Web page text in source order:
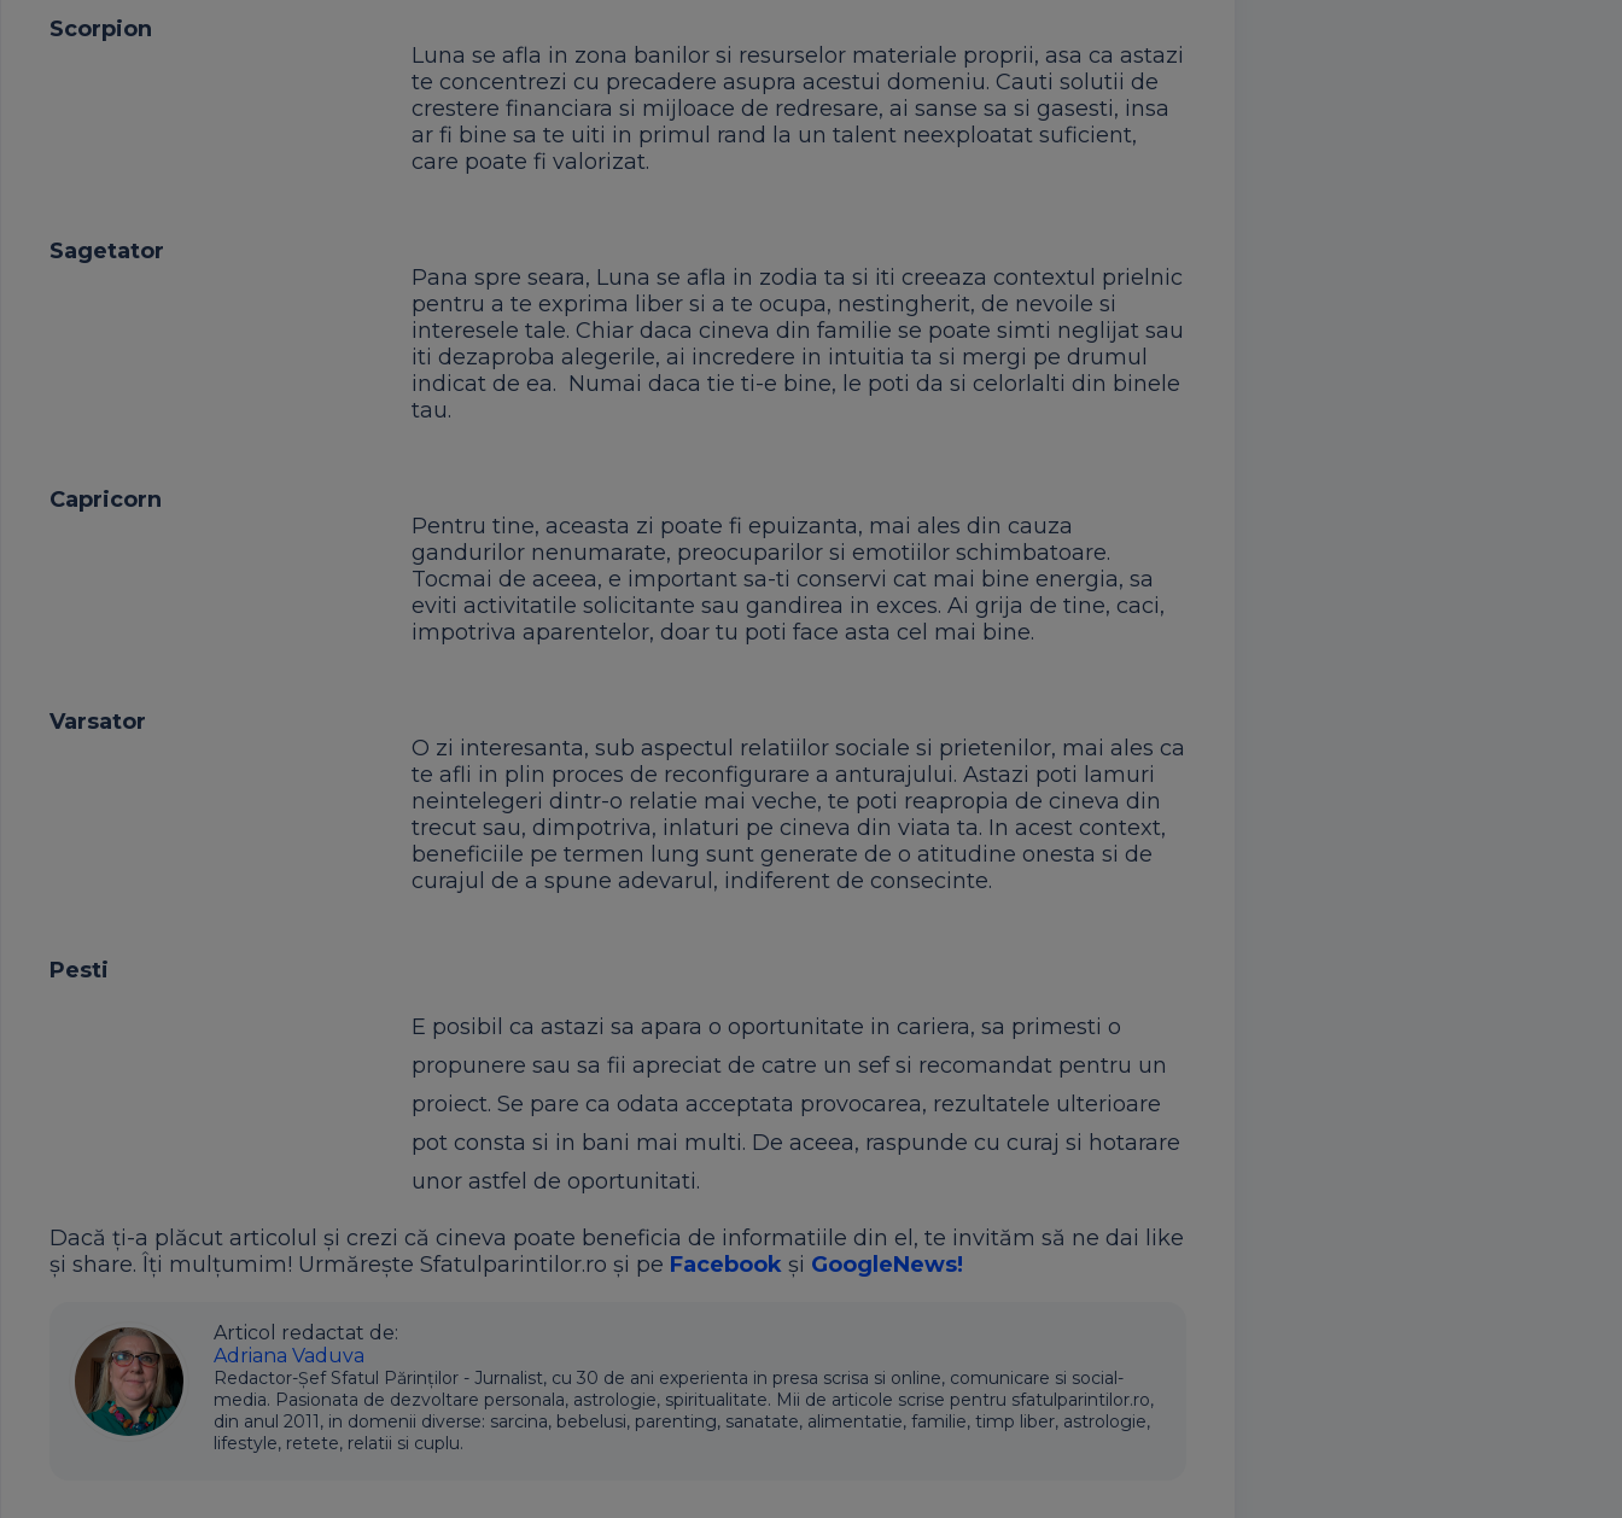
Scorpion
Luna se afla in zona banilor si resurselor materiale proprii, asa ca astazi
te concentrezi cu precadere asupra acestui domeniu. Cauti solutii de
crestere financiara si mijloace de redresare, ai sanse sa si gasesti, insa
ar fi bine sa te uiti in primul rand la un talent neexploatat suficient,
care poate fi valorizat.
Sagetator
Pana spre seara, Luna se afla in zodia ta si iti creeaza contextul prielnic
pentru a te exprima liber si a te ocupa, nestingherit, de nevoile si
interesele tale. Chiar daca cineva din familie se poate simti neglijat sau
iti dezaproba alegerile, ai incredere in intuitia ta si mergi pe drumul
indicat de ea. Numai daca tie ti-e bine, le poti da si celorlalti din binele
tau.
Capricorn
Pentru tine, aceasta zi poate fi epuizanta, mai ales din cauza
gandurilor nenumarate, preocuparilor si emotiilor schimbatoare.
Tocmai de aceea, e important sa-ti conservi cat mai bine energia, sa
eviti activitatile solicitante sau gandirea in exces. Ai grija de tine, caci,
impotriva aparentelor, doar tu poti face asta cel mai bine.
Varsator
O zi interesanta, sub aspectul relatiilor sociale si prietenilor, mai ales ca
te afli in plin proces de reconfigurare a anturajului. Astazi poti lamuri
neintelegeri dintr-o relatie mai veche, te poti reapropia de cineva din
trecut sau, dimpotriva, inlaturi pe cineva din viata ta. In acest context,
beneficiile pe termen lung sunt generate de o atitudine onesta si de
curajul de a spune adevarul, indiferent de consecinte.
Pesti
E posibil ca astazi sa apara o oportunitate in cariera, sa primesti o
propunere sau sa fii apreciat de catre un sef si recomandat pentru un
proiect. Se pare ca odata acceptata provocarea, rezultatele ulterioare
pot consta si in bani mai multi. De aceea, raspunde cu curaj si hotarare
unor astfel de oportunitati.
Dacă ți-a plăcut articolul și crezi că cineva poate beneficia de informatiile din el, te invităm să ne dai like
și share. Îți mulțumim! Urmărește Sfatulparintilor.ro și pe Facebook și GoogleNews!
Articol redactat de:
Adriana Vaduva
Redactor-Șef Sfatul Părinților - Jurnalist, cu 30 de ani experienta in presa scrisa si online, comunicare si social-
media. Pasionata de dezvoltare personala, astrologie, spiritualitate. Mii de articole scrise pentru sfatulparintilor.ro,
din anul 2011, in domenii diverse: sarcina, bebelusi, parenting, sanatate, alimentatie, familie, timp liber, astrologie,
lifestyle, retete, relatii si cuplu.